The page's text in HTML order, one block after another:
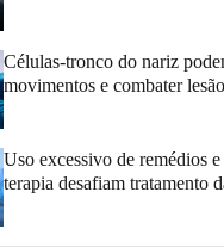
Células-tronco do nariz
movimentos e combater
Uso excessivo de remédios e
terapia desafiam tratamento